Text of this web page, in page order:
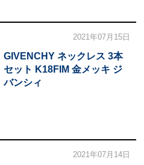
2021年07月15日
GIVENCHY ネックレス 3本
セット K18FIM 金メッキ ジ
バンシィ
2021年07月14日